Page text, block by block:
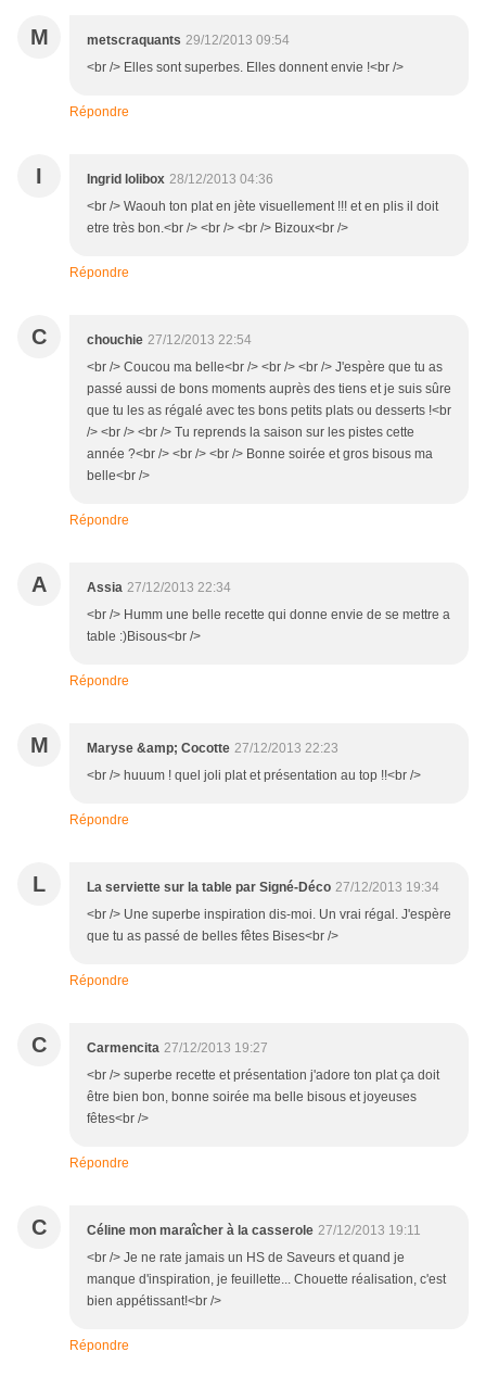
M metscraquants 29/12/2013 09:54
<br /> Elles sont superbes. Elles donnent envie !<br />
Répondre
I Ingrid lolibox 28/12/2013 04:36
<br /> Waouh ton plat en jète visuellement !!! et en plis il doit
etre très bon.<br /> <br /> <br /> Bizoux<br />
Répondre
C chouchie 27/12/2013 22:54
<br /> Coucou ma belle<br /> <br /> <br /> J'espère que tu as
passé aussi de bons moments auprès des tiens et je suis sûre
que tu les as régalé avec tes bons petits plats ou desserts !<br
/> <br /> <br /> Tu reprends la saison sur les pistes cette
année ?<br /> <br /> <br /> Bonne soirée et gros bisous ma
belle<br />
Répondre
A Assia 27/12/2013 22:34
<br /> Humm une belle recette qui donne envie de se mettre a
table :)Bisous<br />
Répondre
M Maryse &amp; Cocotte 27/12/2013 22:23
<br /> huuum ! quel joli plat et présentation au top !!<br />
Répondre
L La serviette sur la table par Signé-Déco 27/12/2013 19:34
<br /> Une superbe inspiration dis-moi. Un vrai régal. J'espère
que tu as passé de belles fêtes Bises<br />
Répondre
C Carmencita 27/12/2013 19:27
<br /> superbe recette et présentation j'adore ton plat ça doit
être bien bon, bonne soirée ma belle bisous et joyeuses
fêtes<br />
Répondre
C Céline mon maraîcher à la casserole 27/12/2013 19:11
<br /> Je ne rate jamais un HS de Saveurs et quand je
manque d'inspiration, je feuillette... Chouette réalisation, c'est
bien appétissant!<br />
Répondre